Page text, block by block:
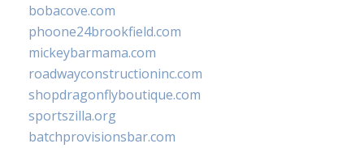
bobacove.com
phoone24brookfield.com
mickeybarmama.com
roadwayconstructioninc.com
shopdragonflyboutique.com
sportszilla.org
batchprovisionsbar.com